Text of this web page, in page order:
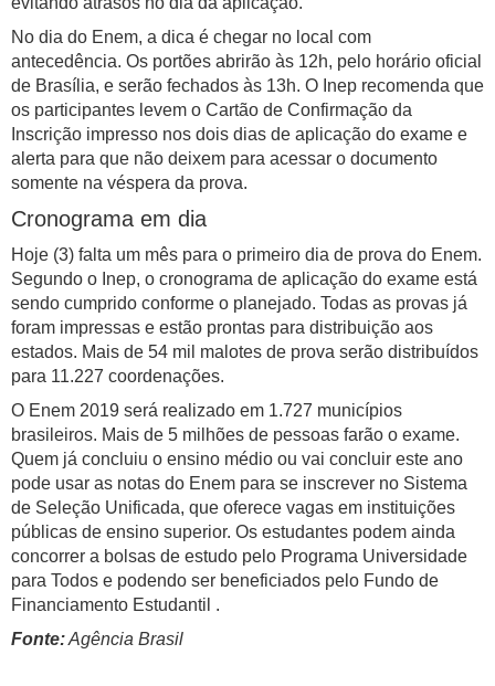
No dia do Enem, a dica é chegar no local com
antecedência. Os portões abrirão às 12h, pelo horário oficial
de Brasília, e serão fechados às 13h. O Inep recomenda que
os participantes levem o Cartão de Confirmação da
Inscrição impresso nos dois dias de aplicação do exame e
alerta para que não deixem para acessar o documento
somente na véspera da prova.
Cronograma em dia
Hoje (3) falta um mês para o primeiro dia de prova do Enem.
Segundo o Inep, o cronograma de aplicação do exame está
sendo cumprido conforme o planejado. Todas as provas já
foram impressas e estão prontas para distribuição aos
estados. Mais de 54 mil malotes de prova serão distribuídos
para 11.227 coordenações.
O Enem 2019 será realizado em 1.727 municípios
brasileiros. Mais de 5 milhões de pessoas farão o exame.
Quem já concluiu o ensino médio ou vai concluir este ano
pode usar as notas do Enem para se inscrever no Sistema
de Seleção Unificada, que oferece vagas em instituições
públicas de ensino superior. Os estudantes podem ainda
concorrer a bolsas de estudo pelo Programa Universidade
para Todos e podendo ser beneficiados pelo Fundo de
Financiamento Estudantil .
Fonte:Agência Brasil